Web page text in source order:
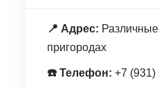
📍 Адрес:
пригородах
☎️ Телефон: +7 (931)